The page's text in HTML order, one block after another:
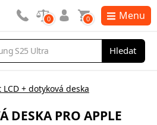
Hledat
0 0 Menu
LCD + dotyková deska
DESKA PRO APPLE